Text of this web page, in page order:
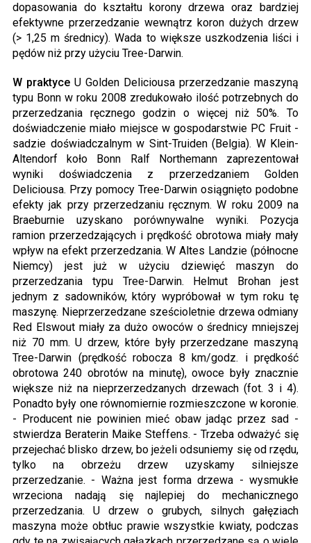
dopasowania do kształtu korony drzewa oraz bardziej
efektywne przerzedzanie wewnątrz koron dużych drzew
(> 1,25 m średnicy). Wada to większe uszkodzenia liści i
pędów niż przy użyciu Tree-Darwin.
W praktyce U Golden Deliciousa przerzedzanie maszyną
typu Bonn w roku 2008 zredukowało ilość potrzebnych do
przerzedzania ręcznego godzin o więcej niż 50%. To
doświadczenie miało miejsce w gospodarstwie PC Fruit -
sadzie doświadczalnym w Sint-Truiden (Belgia). W Klein-
Altendorf koło Bonn Ralf Northemann zaprezentował
wyniki doświadczenia z przerzedzaniem Golden
Deliciousa. Przy pomocy Tree-Darwin osiągnięto podobne
efekty jak przy przerzedzaniu ręcznym. W roku 2009 na
Braeburnie uzyskano porównywalne wyniki. Pozycja
ramion przerzedzających i prędkość obrotowa miały mały
wpływ na efekt przerzedzania. W Altes Landzie (północne
Niemcy) jest już w użyciu dziewięć maszyn do
przerzedzania typu Tree-Darwin. Helmut Brohan jest
jednym z sadowników, który wypróbował w tym roku tę
maszynę. Nieprzerzedzane sześcioletnie drzewa odmiany
Red Elswout miały za dużo owoców o średnicy mniejszej
niż 70 mm. U drzew, które były przerzedzane maszyną
Tree-Darwin (prędkość robocza 8 km/godz. i prędkość
obrotowa 240 obrotów na minutę), owoce były znacznie
większe niż na nieprzerzedzanych drzewach (fot. 3 i 4).
Ponadto były one równomiernie rozmieszczone w koronie.
- Producent nie powinien mieć obaw jadąc przez sad -
stwierdza Beraterin Maike Steffens. - Trzeba odważyć się
przejechać blisko drzew, bo jeżeli odsuniemy się od rzędu,
tylko na obrzeżu drzew uzyskamy silniejsze
przerzedzanie. - Ważna jest forma drzewa - wysmukłe
wrzeciona nadają się najlepiej do mechanicznego
przerzedzania. U drzew o grubych, silnych gałęziach
maszyna może obtłuc prawie wszystkie kwiaty, podczas